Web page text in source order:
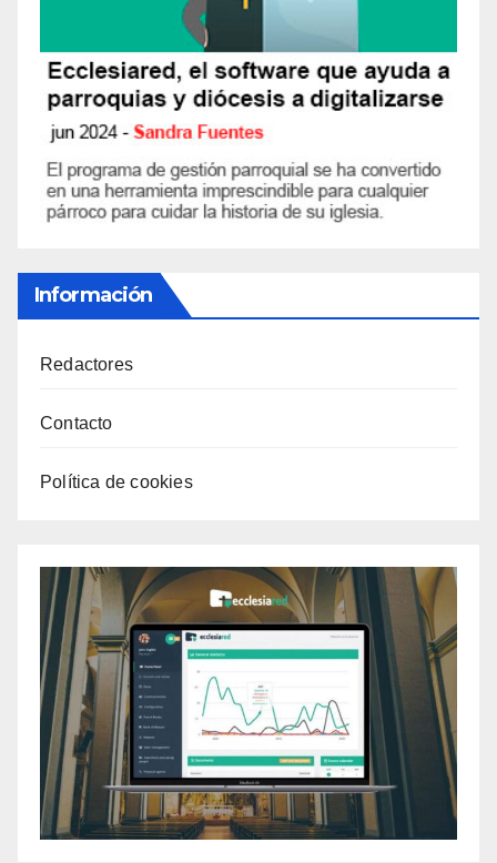
Información
Redactores
Contacto
Política de cookies